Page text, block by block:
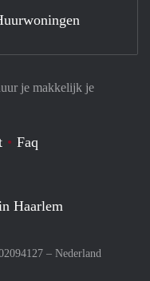
je makkelijk je
Faq
Haarlem
– Nederland